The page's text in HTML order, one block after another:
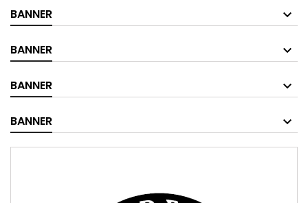
BANNER
BANNER
BANNER
BANNER